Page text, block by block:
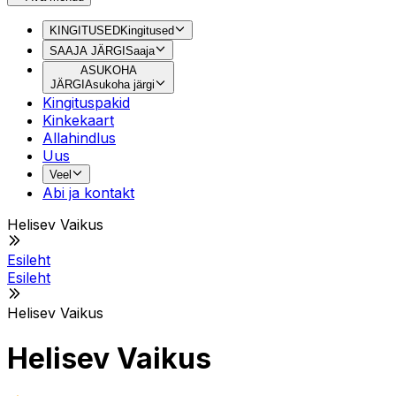
KINGITUSEDKingitused
SAAJA JÄRGISaaja
ASUKOHA
JÄRGI Asukoha järgi
Kingituspakid
Kinkekaart
Allahindlus
Uus
Veel
Abi ja kontakt
Helisev Vaikus
Esileht
Esileht
Helisev Vaikus
Helisev Vaikus